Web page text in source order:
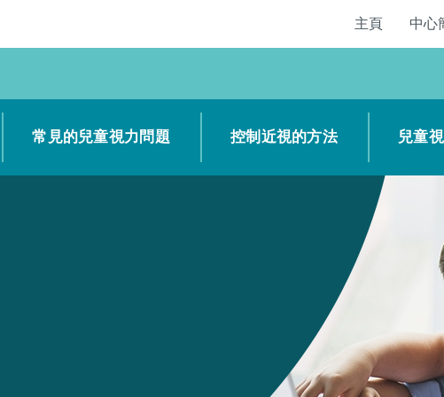
主頁 中心
常見的兒童視力問題 控制近視的方法 兒童